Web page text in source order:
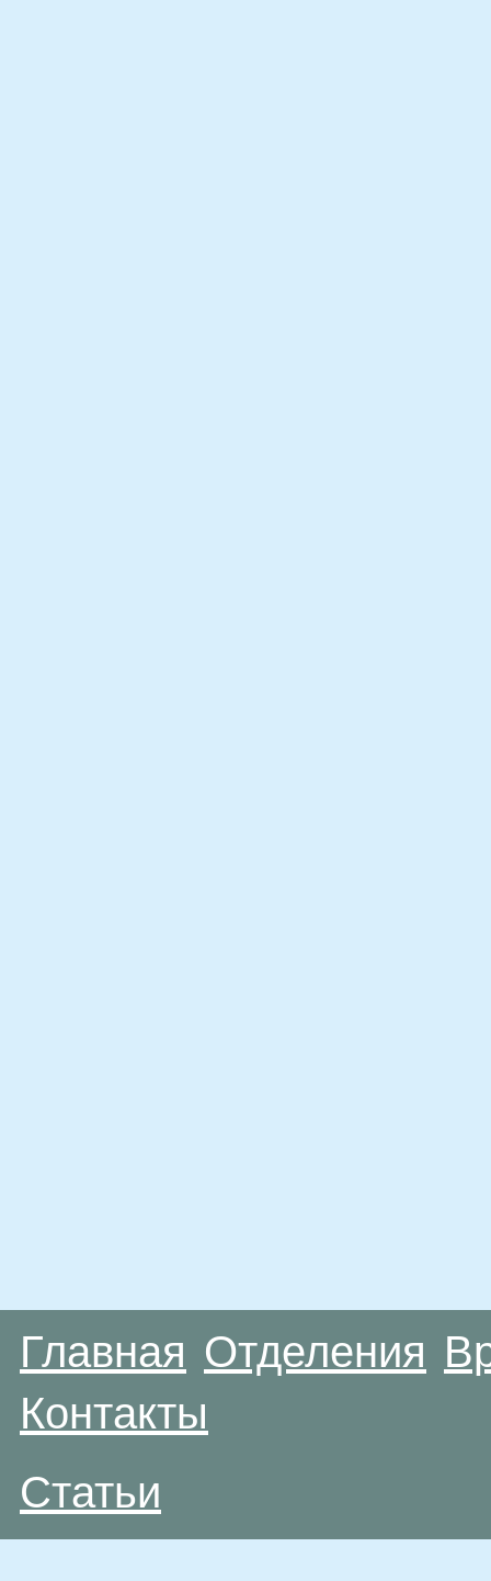
Главная Отделения
Контакты
Статьи